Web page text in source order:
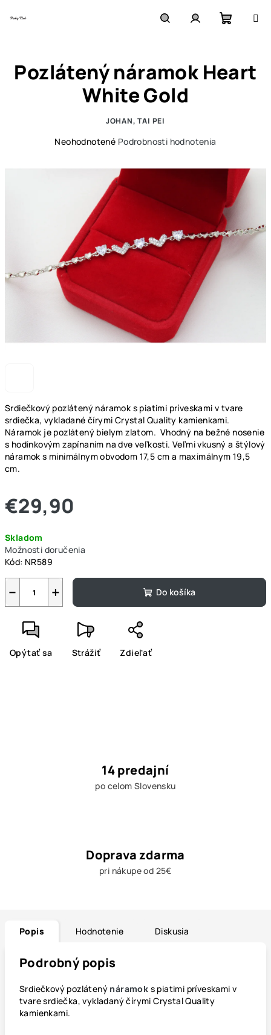
košík
Srdiečkový pozlátený náramok s piatimi príveskami v tvare
srdiečka, vykladané čírymi Crystal Quality kamienkami.
Náramok je pozlátený bielym zlatom. Vhodný na bežné nosenie
s hodinkovým zapínaním na dve veľkosti. Veľmi vkusný a štýlový
náramok s minimálnym obvodom 17,5 cm a maximálnym 19,5
cm.
€29,90
cena:
Skladom
Možnosti doručenia
Kód: NR589
+
− Do košíka
Opýtať sa Strážiť Zdieľať
Pozlátený náramok Heart
White Gold
JOHAN, TAI PEI
Priemerné
hviezdičiek.
Neohodnotené Podrobnosti hodnotenia
14 predajní
po celom Slovensku
Doprava zdarma
pri nákupe od 25€
Popis Hodnotenie Diskusia
Podrobný popis
Srdiečkový pozlátený náramok s piatimi príveskami v
tvare srdiečka, vykladaný čírymi Crystal Quality
kamienkami.